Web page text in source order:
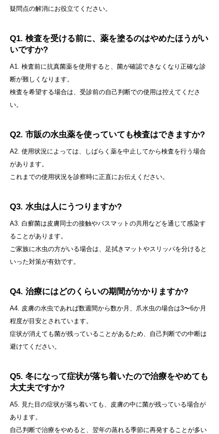
疑問点の解消にお役立てください。
Q1. 検査を受ける前に、薬を塗るのはやめたほうがい
いですか?
A1. 検査前に抗真菌薬を使用すると、菌が確認できなくなり正確な診
断が難しくなります。
検査を希望する場合は、受診前の自己判断での使用は控えてくださ
い。
Q2. 市販の水虫薬を使っていても検査はできますか?
A2. 使用状況によっては、しばらく薬を中止してから検査を行う場合
があります。
これまでの使用状況を診察時に正直にお伝えください。
Q3. 水虫は人にうつりますか?
A3. 白癬菌は皮膚同士の接触やバスマットの共用などを通じて感染す
ることがあります。
ご家族に水虫の方がいる場合は、足拭きマットやスリッパを分けると
いった対策が有効です。
Q4. 治療にはどのくらいの期間がかかりますか?
A4. 皮膚の水虫であれば数週間から数か月、爪水虫の場合は3〜6か月
程度が目安とされています。
症状が消えても菌が残っていることがあるため、自己判断での中断は
避けてください。
Q5. 冬になって症状が落ち着いたので治療をやめても
大丈夫ですか?
A5. 見た目の症状が落ち着いても、皮膚の中に菌が残っている場合が
あります。
自己判断で治療をやめると、翌年の蒸れる季節に再発することが多い